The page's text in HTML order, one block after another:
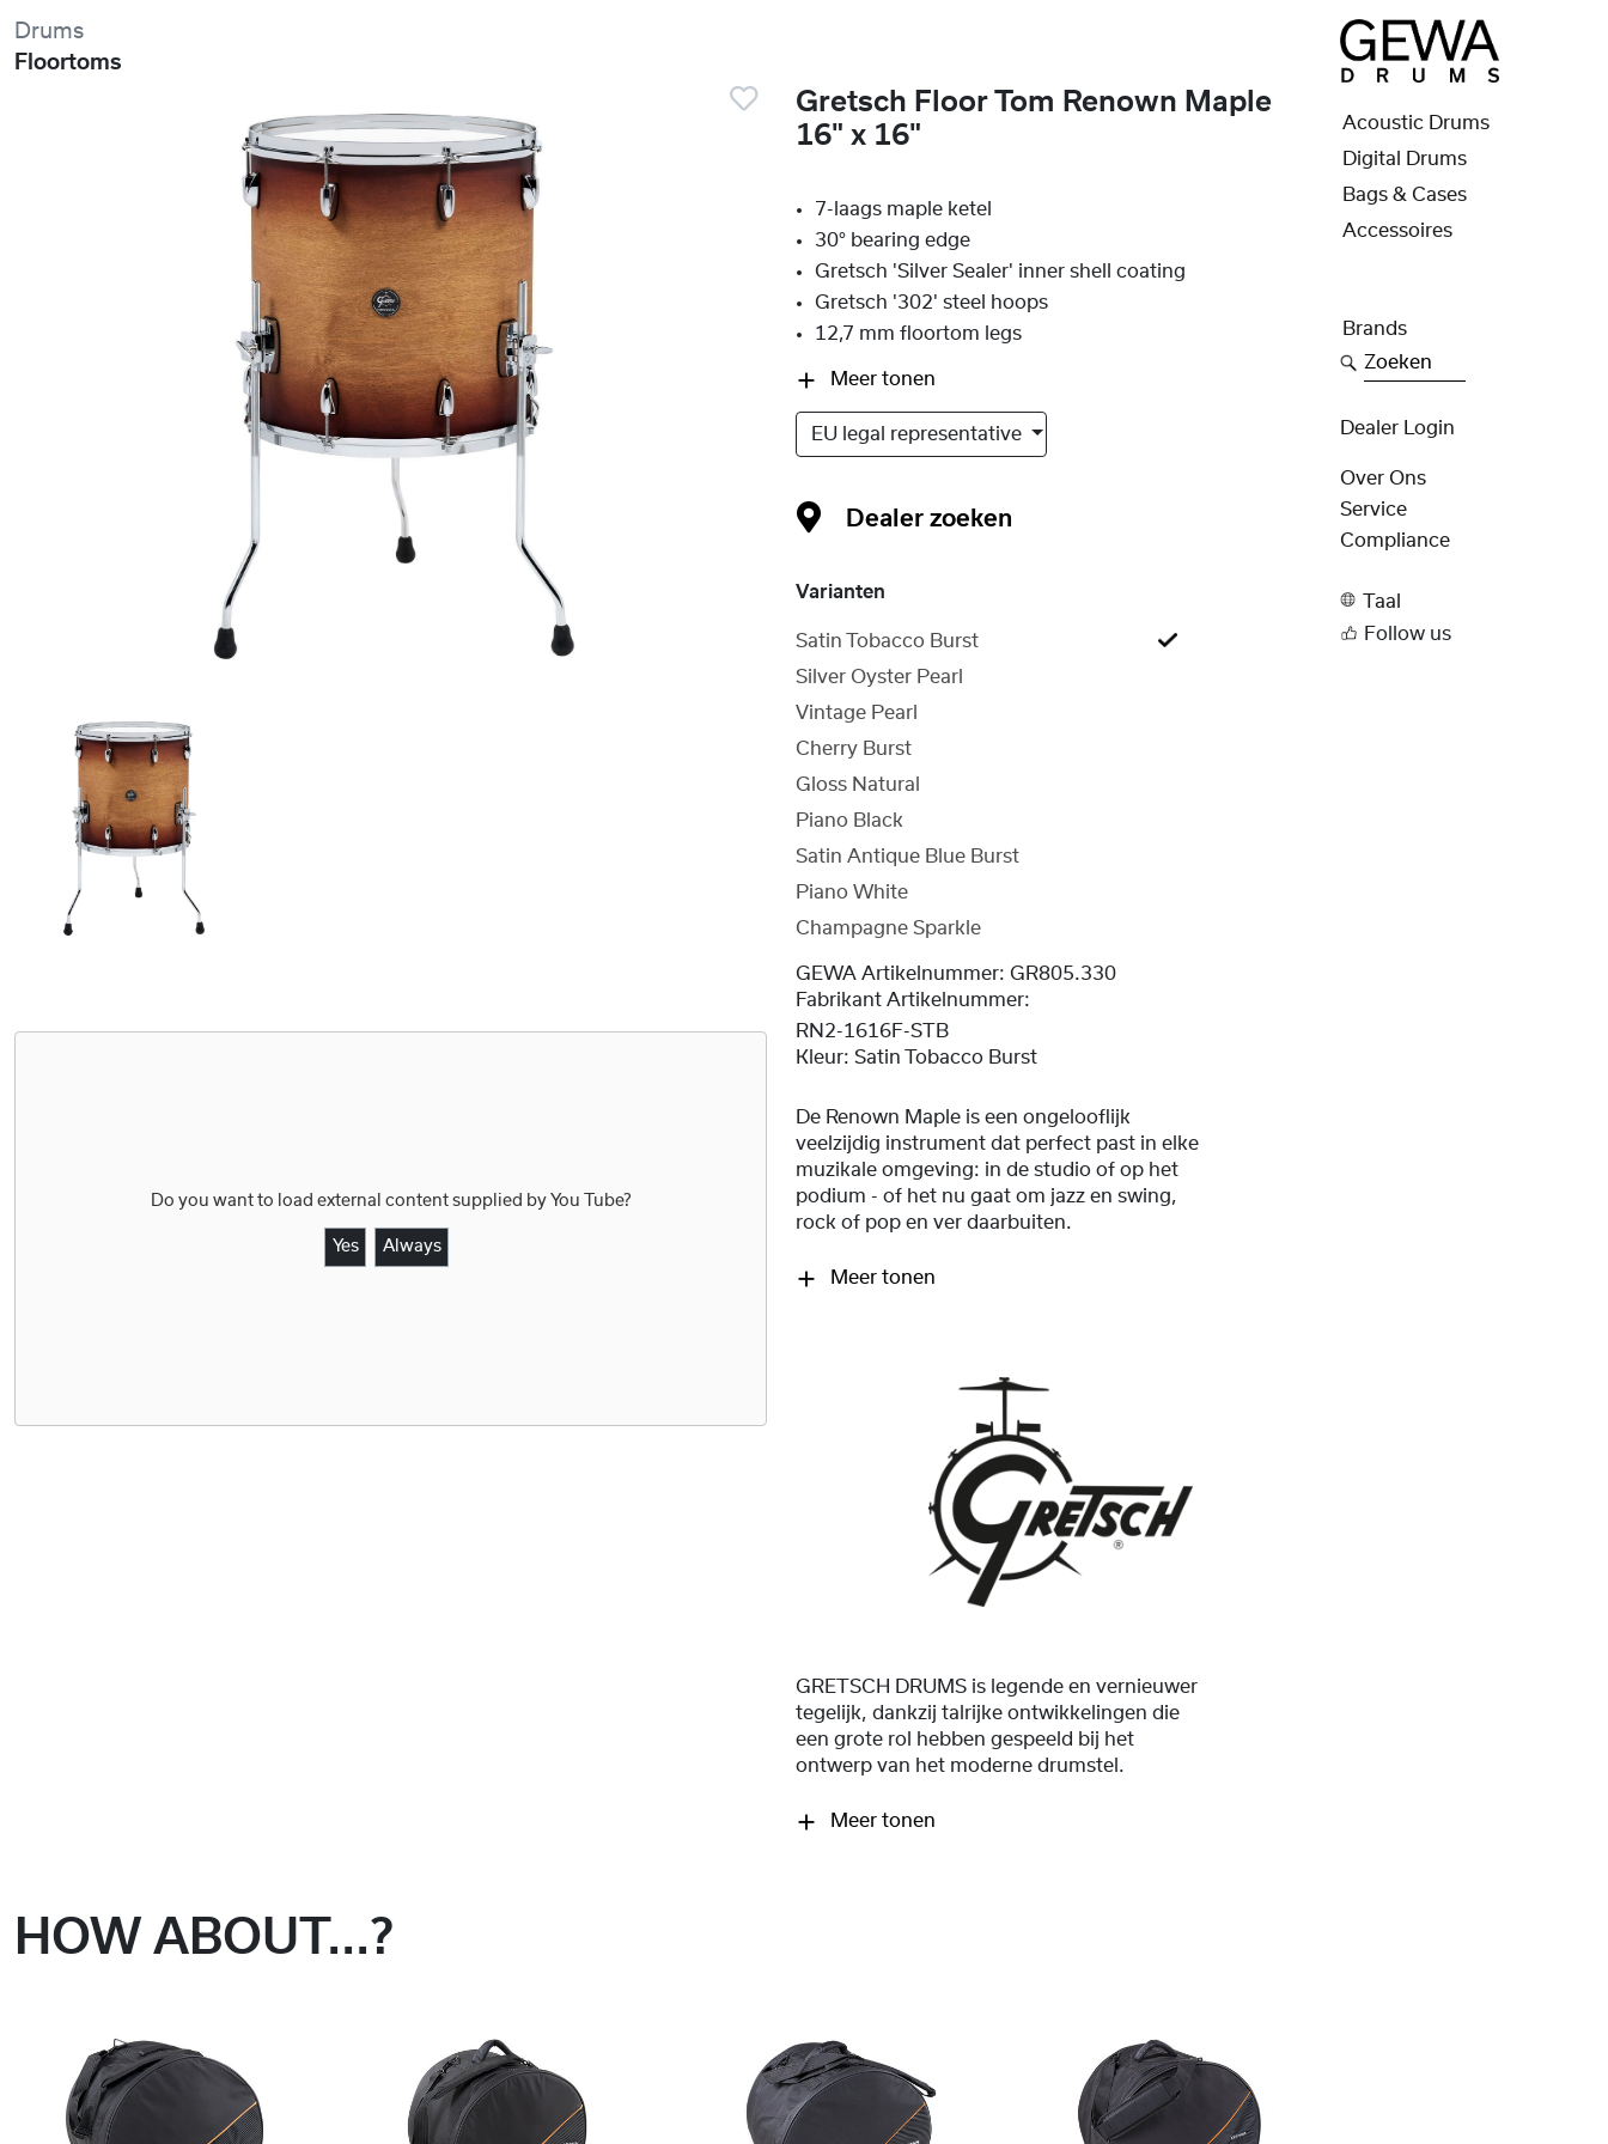
Drums
Floortoms
Do you want to load external content supplied by You Tube?
Yes Always
Gretsch Floor Tom Renown Maple
16" x 16"
Varianten
Satin Tobacco Burst
Silver Oyster Pearl
Vintage Pearl
Cherry Burst
Gloss Natural
Piano Black
Satin Antique Blue Burst
Piano White
Champagne Sparkle
Dealer zoeken
7-laags maple ketel
30° bearing edge
Gretsch 'Silver Sealer' inner shell coating
Gretsch '302' steel hoops
12,7 mm floortom legs
Meer tonen
EU legal representative
GEWA Artikelnummer: GR805.330
Fabrikant Artikelnummer:
RN2-1616F-STB
Kleur: Satin Tobacco Burst
De Renown Maple is een ongelooflijk
veelzijdig instrument dat perfect past in elke
muzikale omgeving: in de studio of op het
podium - of het nu gaat om jazz en swing,
rock of pop en ver daarbuiten.
Meer tonen
GRETSCH DRUMS is legende en vernieuwer
tegelijk, dankzij talrijke ontwikkelingen die
een grote rol hebben gespeeld bij het
ontwerp van het moderne drumstel.
Meer tonen
HOW ABOUT...?
Acoustic Drums
Digital Drums
Bags & Cases
Accessoires
Brands
Zoeken
Dealer Login
Over Ons
Service
Compliance
Taal
Follow us